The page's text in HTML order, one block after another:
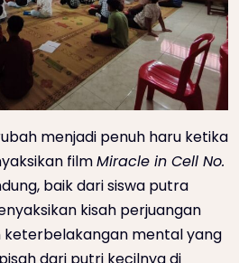
menjadi penuh haru ketika
filmMiracle in Cell No.
baik dari siswa putra
kisah perjuangan
keterbelakangan mental yang